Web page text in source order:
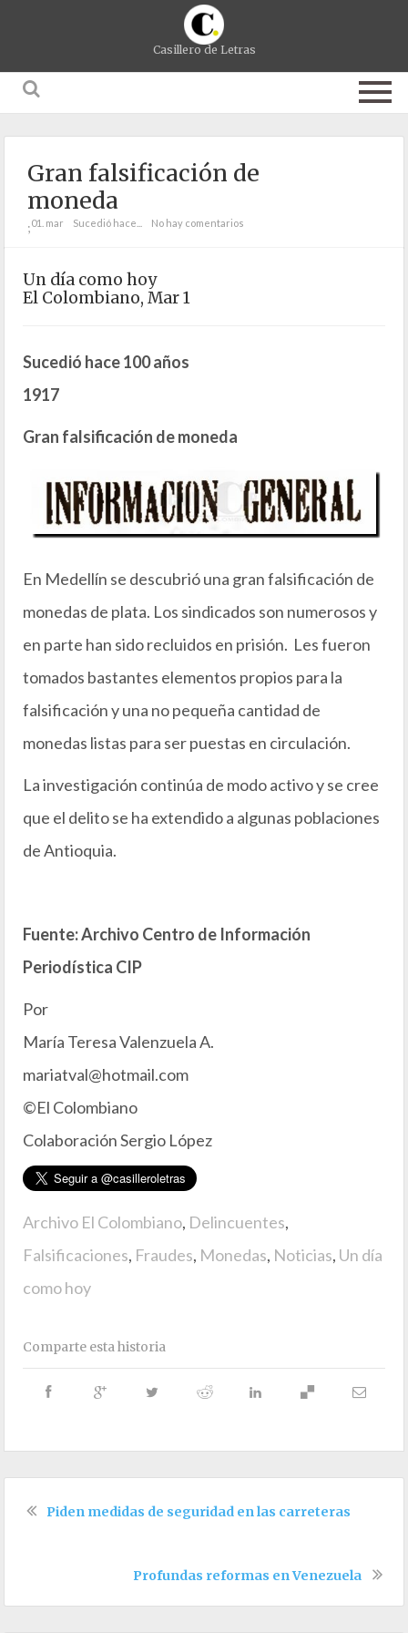
Casillero de Letras
Gran falsificación de
moneda
;01. mar Sucedió hace... No hay comentarios
Un día como hoy
El Colombiano, Mar 1
Sucedió hace 100 años
1917
Gran falsificación de moneda
En Medellín se descubrió una gran falsificación de
monedas de plata. Los sindicados son numerosos y
en parte han sido recluidos en prisión. Les fueron
tomados bastantes elementos propios para la
falsificación y una no pequeña cantidad de
monedas listas para ser puestas en circulación.
La investigación continúa de modo activo y se cree
que el delito se ha extendido a algunas poblaciones
de Antioquia.
Fuente: Archivo Centro de Información
Periodística CIP
Por
María Teresa Valenzuela A.
mariatval@hotmail.com
©El Colombiano
Colaboración Sergio López
Archivo El Colombiano, Delincuentes,
Falsificaciones, Fraudes, Monedas, Noticias, Un día
como hoy
Comparte esta historia
Piden medidas de seguridad en las carreteras
Profundas reformas en Venezuela